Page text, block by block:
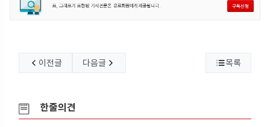
며, 양사는 합의한 공동연구 결과 평가 기준에 따라 후
술‧장비를 결합해 치료 항체를 최적화하는 플랫폼을
앞서 시리즈B 투자를 유치했고 글로벌 빅파마와 전략
적 파트너십을 체결하기도 했다.
이전글 다음글 목록
한줄의견